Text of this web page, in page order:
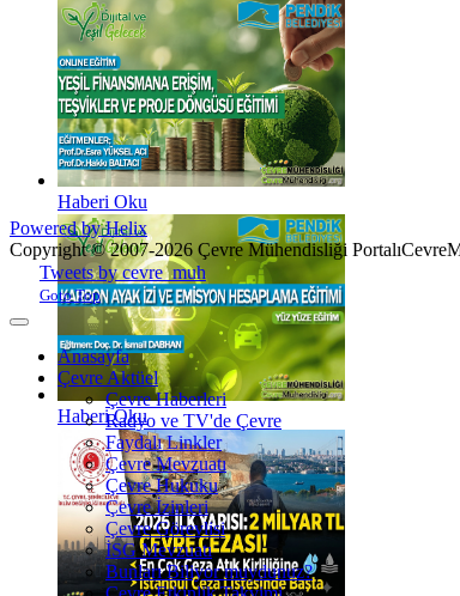
Haberi Oku
Haberi Oku
Powered by Helix
Copyright © 2007-2026 Çevre Mühendisliği Portalı
Joomla! 3 Templates
Tweets by cevre_muh
Goto Top
Anasayfa
Çevre Aktüel
Çevre Haberleri
Radyo ve TV'de Çevre
Faydalı Linkler
Çevre Mevzuatı
Çevre Hukuku
Çevre İzinleri
Çevre Görevlisi
İSG Mevzuatı
Bunları Biliyor muydunuz?